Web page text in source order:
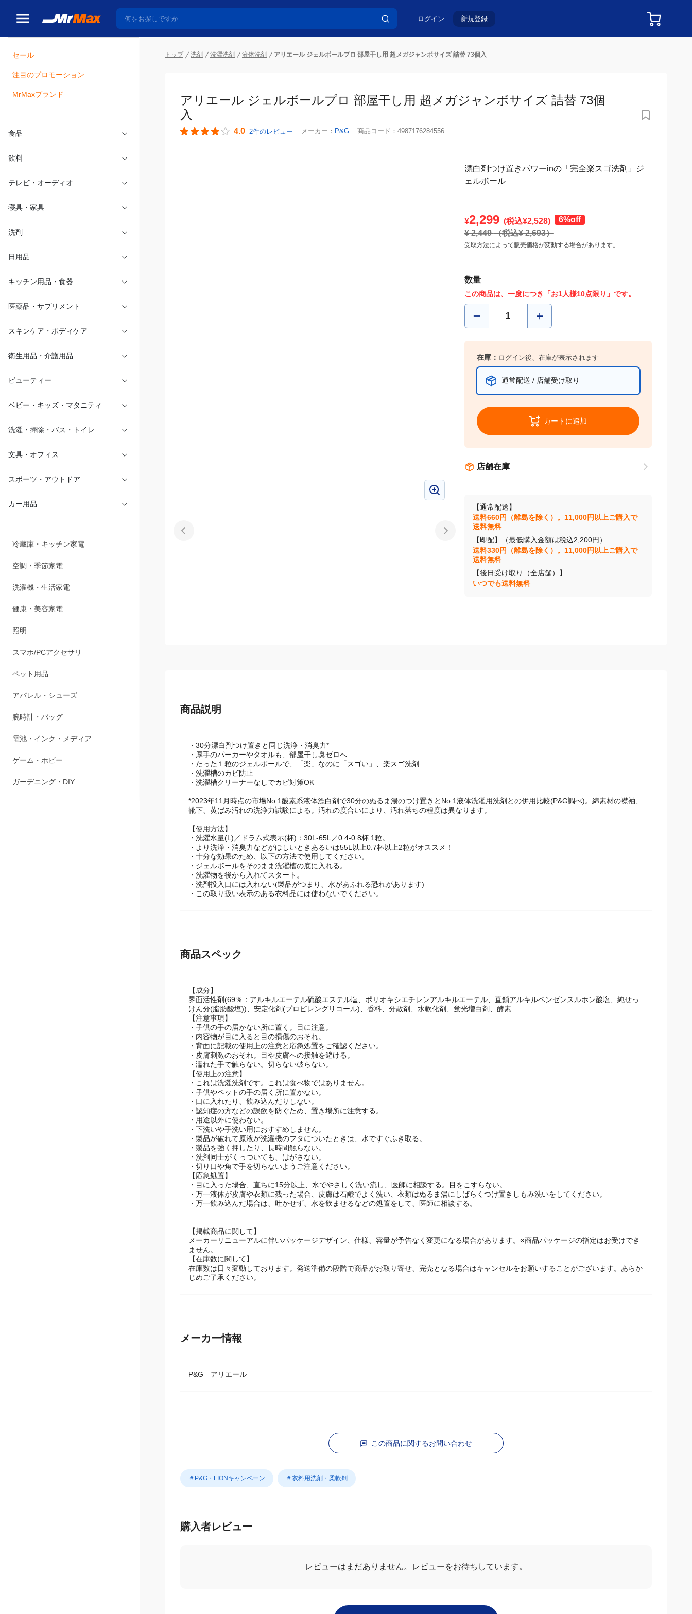
ログイン 新規登録
セール
注目のプロモーション
MrMaxブランド
食品
飲料
テレビ・オーディオ
寝具・家具
洗剤
日用品
キッチン用品・食器
医薬品・サプリメント
スキンケア・ボディケア
衛生用品・介護用品
ビューティー
ベビー・キッズ・マタニティ
洗濯・掃除・バス・トイレ
文具・オフィス
スポーツ・アウトドア
カー用品
冷蔵庫・キッチン家電
空調・季節家電
洗濯機・生活家電
健康・美容家電
照明
スマホ/PCアクセサリ
ペット用品
アパレル・シューズ
腕時計・バッグ
電池・インク・メディア
ゲーム・ホビー
ガーデニング・DIY
トップ 洗剤 洗濯洗剤 液体洗剤 アリエール ジェルボールプロ 部屋干し用 超メガジャンボサイズ 詰替 73個入
アリエール ジェルボールプロ 部屋干し用 超メガジャンボサイズ 詰替 73個
入
4.0 2件のレビュー メーカー： P&G 商品コード： 4987176284556
漂白剤つけ置きパワーinの「完全楽スゴ洗剤」ジ
ェルボール
¥2,299 (税込¥2,528)
6%off
¥ 2,449（税込¥2,693）
受取方法によって販売価格が変動する場合があります。
数量
この商品は、一度につき「お1人様10点限り」です。
在庫： ログイン後、在庫が表示されます
通常配送 / 店舗受け取り
カートに追加
店舗在庫
【通常配送】
送料660円（離島を除く）。11,000円以上ご購入で
送料無料
【即配】（最低購入金額は税込2,200円）
送料330円（離島を除く）。11,000円以上ご購入で
送料無料
【後日受け取り（全店舗）】
いつでも送料無料
商品説明
・30分漂白剤つけ置きと同じ洗浄・消臭力*
・厚手のパーカーやタオルも、部屋干し臭ゼロへ
・たった１粒のジェルボールで、「楽」なのに「スゴい」、楽スゴ洗剤
・洗濯槽のカビ防止
・洗濯槽クリーナーなしでカビ対策OK
*2023年11月時点の市場No.1酸素系液体漂白剤で30分のぬるま湯のつけ置きとNo.1液体洗濯用洗剤との併用比較(P&G調べ)。綿素材の襟袖、
靴下、黄ばみ汚れの洗浄力試験による。汚れの度合いにより、汚れ落ちの程度は異なります。
【使用方法】
・洗濯水量(L)／ドラム式表示(杯)：30L-65L／0.4-0.8杯 1粒。
・より洗浄・消臭力などがほしいときあるいは55L以上0.7杯以上2粒がオススメ！
・十分な効果のため、以下の方法で使用してください。
・ジェルボールをそのまま洗濯槽の底に入れる。
・洗濯物を後から入れてスタート。
・洗剤投入口には入れない(製品がつまり、水があふれる恐れがあります)
・この取り扱い表示のある衣料品には使わないでください。
商品スペック
【成分】
界面活性剤(69％：アルキルエーテル硫酸エステル塩、ポリオキシエチレンアルキルエーテル、直鎖アルキルベンゼンスルホン酸塩、純せっ
けん分(脂肪酸塩))、安定化剤(プロピレングリコール)、香料、分散剤、水軟化剤、蛍光増白剤、酵素
【注意事項】
・子供の手の届かない所に置く。目に注意。
・内容物が目に入ると目の損傷のおそれ。
・背面に記載の使用上の注意と応急処置をご確認ください。
・皮膚刺激のおそれ。目や皮膚への接触を避ける。
・濡れた手で触らない。切らない破らない。
【使用上の注意】
・これは洗濯洗剤です。これは食べ物ではありません。
・子供やペットの手の届く所に置かない。
・口に入れたり、飲み込んだりしない。
・認知症の方などの誤飲を防ぐため、置き場所に注意する。
・用途以外に使わない。
・下洗いや手洗い用におすすめしません。
・製品が破れて原液が洗濯機のフタについたときは、水ですぐふき取る。
・製品を強く押したり、長時間触らない。
・洗剤同士がくっついても、はがさない。
・切り口や角で手を切らないようご注意ください。
【応急処置】
・目に入った場合、直ちに15分以上、水でやさしく洗い流し、医師に相談する。目をこすらない。
・万一液体が皮膚や衣類に残った場合、皮膚は石鹸でよく洗い、衣類はぬるま湯にしばらくつけ置きしもみ洗いをしてください。
・万一飲み込んだ場合は、吐かせず、水を飲ませるなどの処置をして、医師に相談する。
【掲載商品に関して】
メーカーリニューアルに伴いパッケージデザイン、仕様、容量が予告なく変更になる場合があります。※商品パッケージの指定はお受けでき
ません。
【在庫数に関して】
在庫数は日々変動しております。発送準備の段階で商品がお取り寄せ、完売となる場合はキャンセルをお願いすることがございます。あらか
じめご了承ください。
メーカー情報
P&G アリエール
この商品に関するお問い合わせ
＃P&G・LIONキャンペーン ＃衣料用洗剤・柔軟剤
購入者レビュー
レビューはまだありません。 レビューをお待ちしています。